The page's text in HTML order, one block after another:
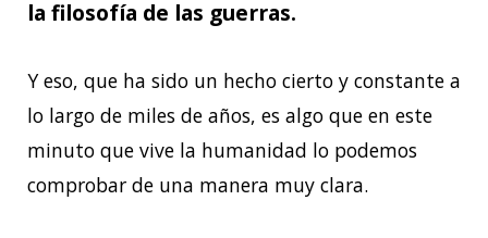
la filosofía de las guerras.
Y eso, que ha sido un hecho cierto y constante a
lo largo de miles de años, es algo que en este
minuto que vive la humanidad lo podemos
comprobar de una manera muy clara.